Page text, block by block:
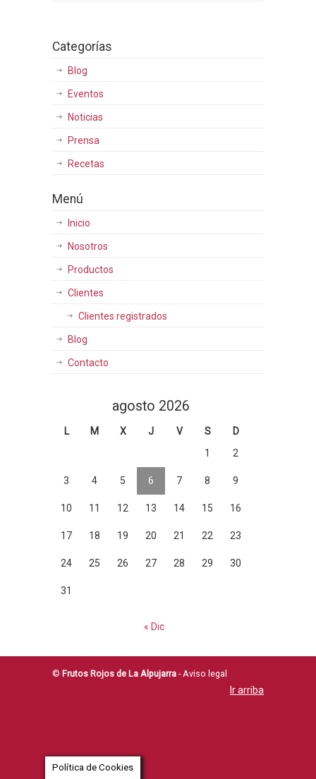
Categorías
Blog
Eventos
Noticias
Prensa
Recetas
Menú
Inicio
Nosotros
Productos
Clientes
Clientes registrados
Blog
Contacto
agosto 2026
L M X J V S
D
1
2
3 4 5 6 7 8 9
10 11 12 13 14 15 16
17 18 19 20 21 22 23
24 25 26 27 28 29 30
31
« Dic
© Frutos Rojos de La Alpujarra -Aviso legal
Ir arriba
Política de Cookies